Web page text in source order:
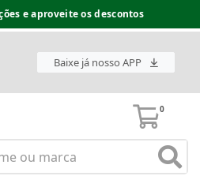
e aproveite os descontos
Baixe já nosso APP
0